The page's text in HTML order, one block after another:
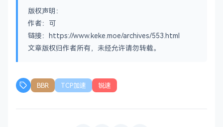
版权声明：
作者：可
链接：https://www.keke.moe/archives/553.html
文章版权归作者所有，未经允许请勿转载。
BBR TCP加速 锐速